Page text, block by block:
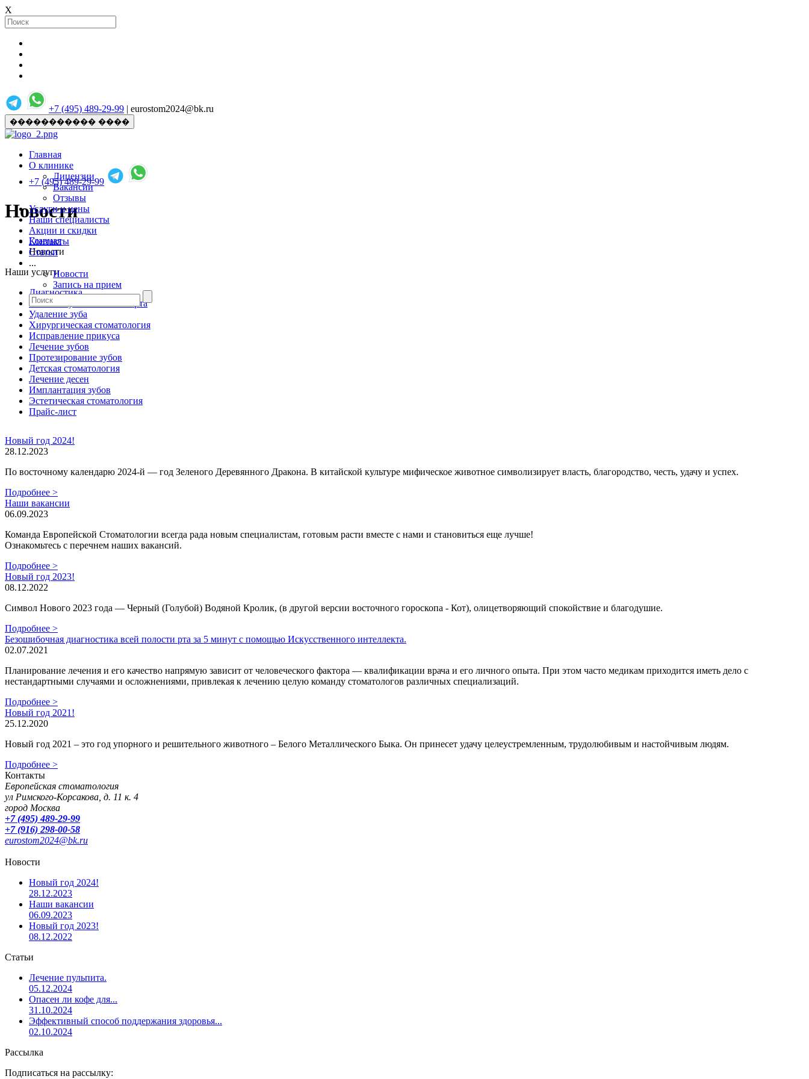
X
+7 (495) 489-29-99 | eurostom2024@bk.ru
����������� ����
Главная
О клинике
Лицензии
Вакансии
Отзывы
Услуги и цены
Наши специалисты
Акции и скидки
Контакты
Статьи
...
Новости
Запись на прием
+7 (495) 489-29-99
Новости
Главная
Новости
Наши услуги
Диагностика
Гигиена зубов и полости рта
Удаление зуба
Хирургическая стоматология
Исправление прикуса
Лечение зубов
Протезирование зубов
Детская стоматология
Лечение десен
Имплантация зубов
Эстетическая стоматология
Прайс-лист
Новый год 2024!
28.12.2023
По восточному календарю 2024-й — год Зеленого Деревянного Дракона. В китайской культуре мифическое животное символизирует власть, благородство, честь, удачу и успех.
Подробнее >
Наши вакансии
06.09.2023
Команда Европейской Стоматологии всегда рада новым специалистам, готовым расти вместе с нами и становиться еще лучше!
Ознакомьтесь с перечнем наших вакансий.
Подробнее >
Новый год 2023!
08.12.2022
Символ Нового 2023 года — Черный (Голубой) Водяной Кролик, (в другой версии восточного гороскопа - Кот), олицетворяющий спокойствие и благодушие.
Подробнее >
Безошибочная диагностика всей полости рта за 5 минут с помощью Искусственного интеллекта.
02.07.2021
Планирование лечения и его качество напрямую зависит от человеческого фактора — квалификации врача и его личного опыта. При этом часто медикам приходится иметь дело с
нестандартными случаями и осложнениями, привлекая к лечению целую команду стоматологов различных специализаций.
Подробнее >
Новый год 2021!
25.12.2020
Новый год 2021 – это год упорного и решительного животного – Белого Металлического Быка. Он принесет удачу целеустремленным, трудолюбивым и настойчивым людям.
Подробнее >
Контакты
Европейская стоматология
ул Римского-Корсакова, д. 11 к. 4
город Москва
+7 (495) 489-29-99
+7 (916) 298-00-58
eurostom2024@bk.ru
Новости
Новый год 2024!
28.12.2023
Наши вакансии
06.09.2023
Новый год 2023!
08.12.2022
Статьи
Лечение пульпита.
05.12.2024
Опасен ли кофе для...
31.10.2024
Эффективный способ поддержания здоровья...
02.10.2024
Рассылка
Подписаться на рассылку: